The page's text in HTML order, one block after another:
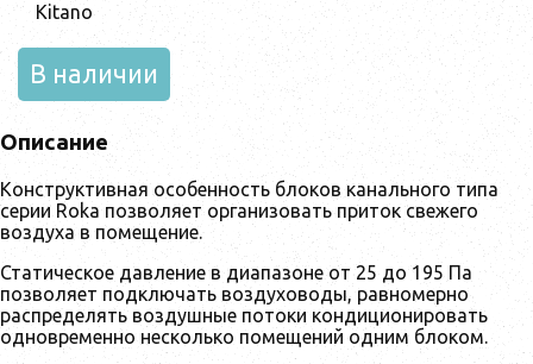
Kitano
В наличии
Описание
Конструктивная особенность блоков канального типа
серии Roka позволяет организовать приток свежего
воздуха в помещение.
Статическое давление в диапазоне от 25 до 195 Па
позволяет подключать воздуховоды, равномерно
распределять воздушные потоки кондиционировать
одновременно несколько помещений одним блоком.